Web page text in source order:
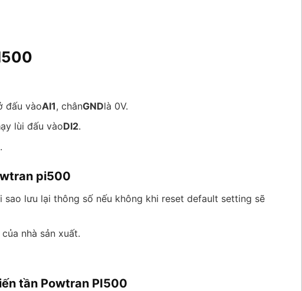
đấu vàoAI1, chânGNDlà 0V.
lùi đấu vàoDI2.
.
pi500
lưu lại thông số nếu không khi reset default setting sẽ
nhà sản xuất.
tần Powtran PI500